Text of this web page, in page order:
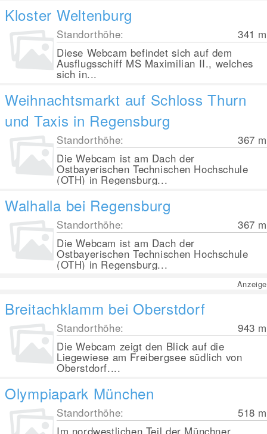
Kloster Weltenburg
Standorthöhe: 341 m
Diese Webcam befindet sich auf dem
Ausflugsschiff MS Maximilian II., welches
sich in...
Weihnachtsmarkt auf Schloss Thurn
und Taxis in Regensburg
Standorthöhe: 367 m
Die Webcam ist am Dach der
Ostbayerischen Technischen Hochschule
(OTH) in Regensburg...
Walhalla bei Regensburg
Standorthöhe: 367 m
Die Webcam ist am Dach der
Ostbayerischen Technischen Hochschule
(OTH) in Regensburg...
Anzeige
Breitachklamm bei Oberstdorf
Standorthöhe: 943 m
Die Webcam zeigt den Blick auf die
Liegewiese am Freibergsee südlich von
Oberstdorf....
Olympiapark München
Standorthöhe: 518 m
Im nordwestlichen Teil der Münchner